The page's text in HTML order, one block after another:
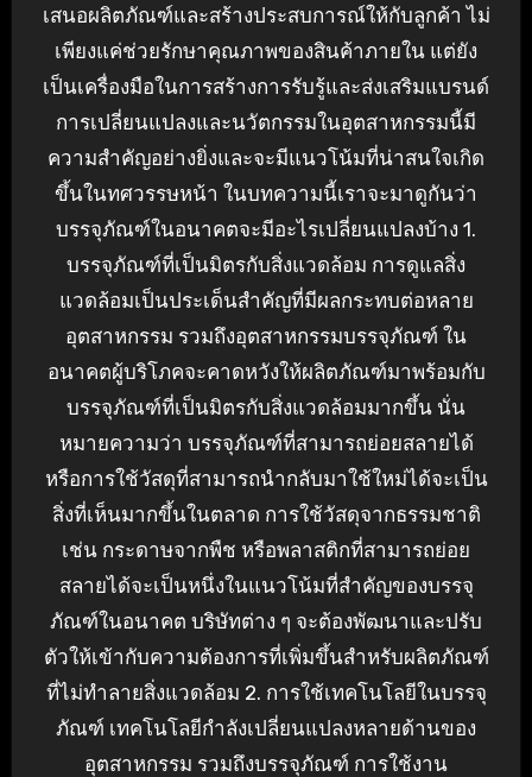
เสนอผลิตภัณฑ์และสร้างประสบการณ์ให้กับลูกค้า ไม่
เพียงแค่ช่วยรักษาคุณภาพของสินค้าภายใน แต่ยัง
เป็นเครื่องมือในการสร้างการรับรู้และส่งเสริมแบรนด์
การเปลี่ยนแปลงและนวัตกรรมในอุตสาหกรรมนี้มี
ความสำคัญอย่างยิ่งและจะมีแนวโน้มที่น่าสนใจเกิด
ขึ้นในทศวรรษหน้า ในบทความนี้เราจะมาดูกันว่า
บรรจุภัณฑ์ในอนาคตจะมีอะไรเปลี่ยนแปลงบ้าง 1.
บรรจุภัณฑ์ที่เป็นมิตรกับสิ่งแวดล้อม การดูแลสิ่ง
แวดล้อมเป็นประเด็นสำคัญที่มีผลกระทบต่อหลาย
อุตสาหกรรม รวมถึงอุตสาหกรรมบรรจุภัณฑ์ ใน
อนาคตผู้บริโภคจะคาดหวังให้ผลิตภัณฑ์มาพร้อมกับ
บรรจุภัณฑ์ที่เป็นมิตรกับสิ่งแวดล้อมมากขึ้น นั่น
หมายความว่า บรรจุภัณฑ์ที่สามารถย่อยสลายได้
หรือการใช้วัสดุที่สามารถนำกลับมาใช้ใหม่ได้จะเป็น
สิ่งที่เห็นมากขึ้นในตลาด การใช้วัสดุจากธรรมชาติ
เช่น กระดาษจากพืช หรือพลาสติกที่สามารถย่อย
สลายได้จะเป็นหนึ่งในแนวโน้มที่สำคัญของบรรจุ
ภัณฑ์ในอนาคต บริษัทต่าง ๆ จะต้องพัฒนาและปรับ
ตัวให้เข้ากับความต้องการที่เพิ่มขึ้นสำหรับผลิตภัณฑ์
ที่ไม่ทำลายสิ่งแวดล้อม 2. การใช้เทคโนโลยีในบรรจุ
ภัณฑ์ เทคโนโลยีกำลังเปลี่ยนแปลงหลายด้านของ
อุตสาหกรรม รวมถึงบรรจุภัณฑ์ การใช้งาน